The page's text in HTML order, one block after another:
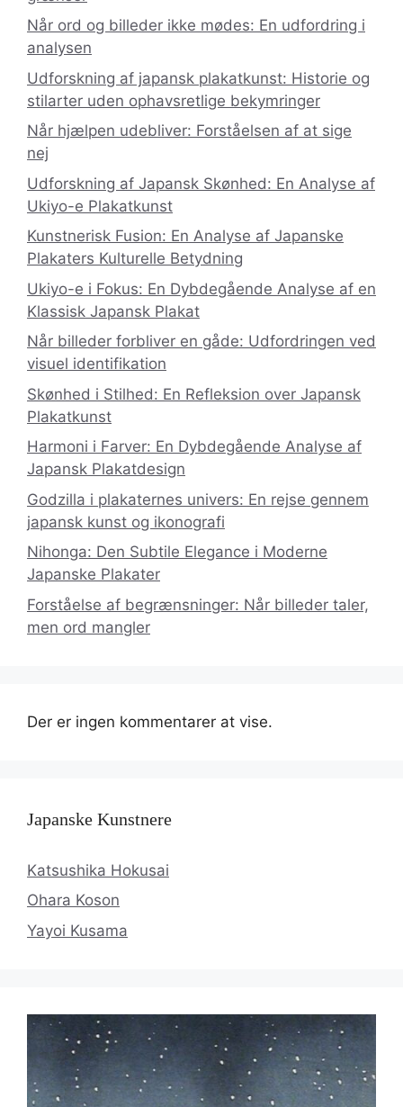
Når ord og billeder ikke mødes: En udfordring i
analysen
Udforskning af japansk plakatkunst: Historie og
stilarter uden ophavsretlige bekymringer
Når hjælpen udebliver: Forståelsen af at sige
nej
Udforskning af Japansk Skønhed: En Analyse af
Ukiyo-e Plakatkunst
Kunstnerisk Fusion: En Analyse af Japanske
Plakaters Kulturelle Betydning
Ukiyo-e i Fokus: En Dybdegående Analyse af en
Klassisk Japansk Plakat
Når billeder forbliver en gåde: Udfordringen ved
visuel identifikation
Skønhed i Stilhed: En Refleksion over Japansk
Plakatkunst
Harmoni i Farver: En Dybdegående Analyse af
Japansk Plakatdesign
Godzilla i plakaternes univers: En rejse gennem
japansk kunst og ikonografi
Nihonga: Den Subtile Elegance i Moderne
Japanske Plakater
Forståelse af begrænsninger: Når billeder taler,
men ord mangler
Der er ingen kommentarer at vise.
Japanske Kunstnere
Katsushika Hokusai
Ohara Koson
Yayoi Kusama